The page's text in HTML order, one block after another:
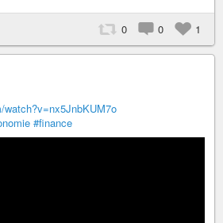
0 0 1
#finance